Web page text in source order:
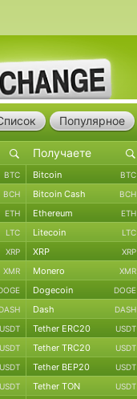
Популярное
BTC Bitcoin BTC
BCH Bitcoin Cash BCH
ETH Ethereum ETH
LTC Litecoin LTC
XRP XRP XRP
XMR Monero XMR
Dogecoin DOGE
DASH Dash DASH
USDT Tether ERC20 USDT
USDT Tether TRC20 USDT
USDT Tether BEP20 USDT
USDT Tether TON USDT